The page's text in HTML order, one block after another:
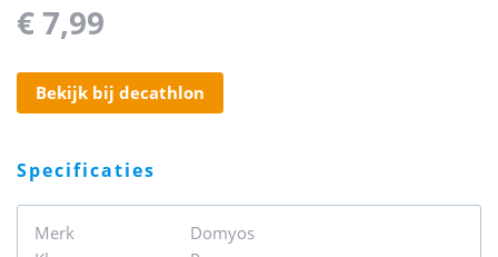
€ 7,99
bekijk bij decathlon
specificaties
Merk
Domyos